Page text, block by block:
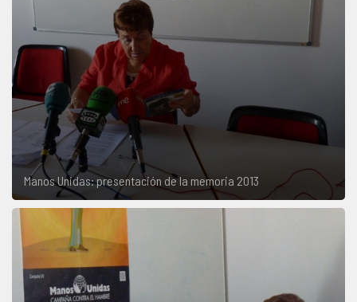
Manos Unidas: presentación de la memoria 2013